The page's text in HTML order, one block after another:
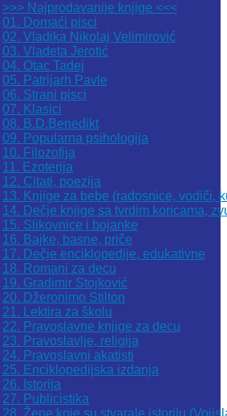
>>> Najprodavanije knjige <<<
01. Domaći pisci
02. Vladika Nikolaj Velimirović
03. Vladeta Jerotić
04. Otac Tadej
05. Patrijarh Pavle
06. Strani pisci
07. Klasici
08. B.D.Benedikt
09. Popularna psihologija
10. Filozofija
11. Ezoterija
12. Citati, poezija
13. Knjige za bebe (radosnice, vodiči,
14. Dečje knjige sa tvrdim koricama,
15. Slikovnice i bojanke
16. Bajke, basne, priče
17. Dečje enciklopedije, edukativne
18. Romani za decu
19. Gradimir Stojković
20. Džeronimo Stilton
21. Lektira za školu
22. Pravoslavne knjige za decu
23. Pravoslavlje, religija
24. Pravoslavni akatisti
25. Enciklopedijska izdanja
26. Istorija
27. Publicistika
28. Žene koje su stvarale istoriju